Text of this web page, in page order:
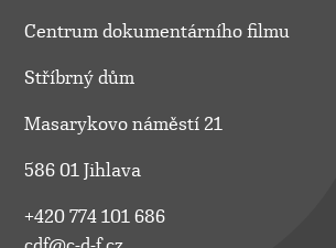
Centrum dokumentárního filmu
Stříbrný dům
Masarykovo náměstí 21
586 01 Jihlava
+420 774 101 686